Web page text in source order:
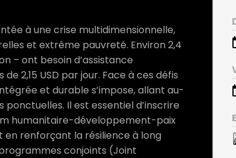
à une crise multidimensionnelle,
et extrême pauvreté. Environ 2,4
– ont besoin d’assistance
2,15 USD par jour. Face à ces défis
et durable s’impose, allant au-
Il est essentiel d’inscrire
humanitaire-développement-paix
en renforçant la résilience à long
conjoints (Joint